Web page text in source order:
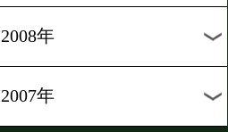
2013年
2012年